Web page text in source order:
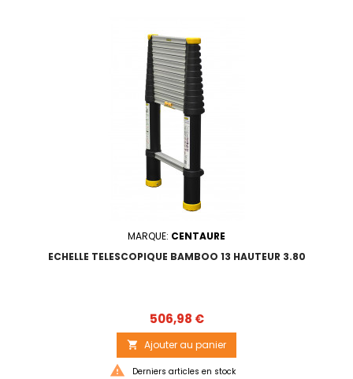
MARQUE: CENTAURE
ECHELLE TELESCOPIQUE BAMBOO 13 HAUTEUR 3.80
Prix
506,98 €
 Ajouter au panier
 Derniers articles en stock